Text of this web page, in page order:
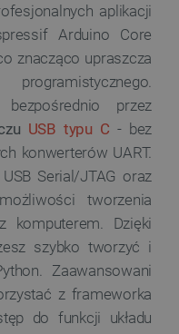
aplikacji
Arduino Core
znacząco upraszcza
przez
USB typu C - bez
konwerterów UART.
Serial/JTAG oraz
tworzenia
komputerem. Dzięki
szybko tworzyć i
Zaawansowani
z frameworka
do funkcji układu
YouTube
.youtube.com
Cloudflare Inc.
.inpost.pl